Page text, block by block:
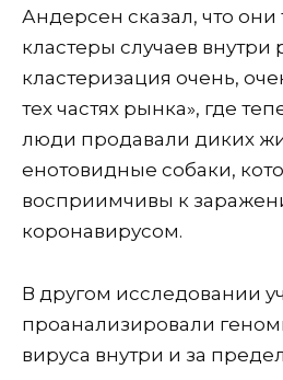
Андерсен сказал, что
кластеры случаев внутри
кластеризация очень,
тех частях рынка», где
люди продавали диких
енотовидные собаки,
восприимчивы к
коронавирусом.
В другом исследовании
проанализировали
вируса внутри и за